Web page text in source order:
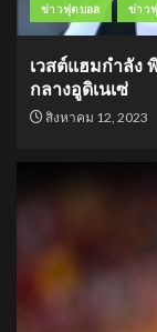
ข่าวฟุตบอล ข่าว
เวสต์แฮมกำลัง
กลางอูดิเนเซ่
สิงหาคม 12, 2023